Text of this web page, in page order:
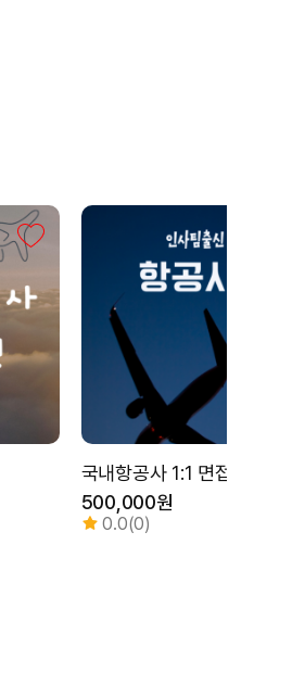
국내항공사 1:1 면접 대비
500,000원
0.0(0)